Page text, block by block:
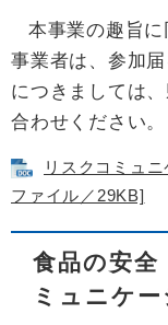
本事業の趣旨
事業者は、参加
につきましては
合わせください。
リスクコミュ
ファイル／29KB]
食品の安全
ミュニケ